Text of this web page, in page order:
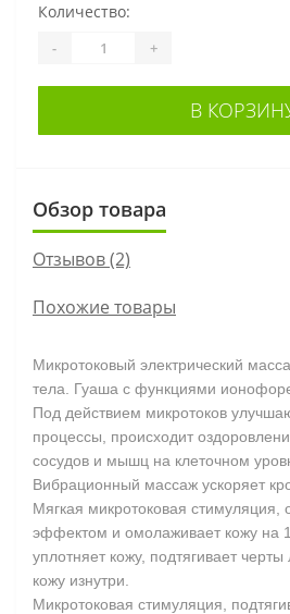
Количество:
- +
В
Обзор товара
Отзывов (2)
Похожие товары
Микротоковый электрический
тела. Гуаша с функциями
Под действием микротоков
процессы, происходит
сосудов и мышц на клеточном
Вибрационный массаж ускоряет
Мягкая микротоковая стимуляция,
эффектом и омолаживает кожу на
уплотняет кожу, подтягивает
кожу изнутри.
Микротоковая стимуляция,